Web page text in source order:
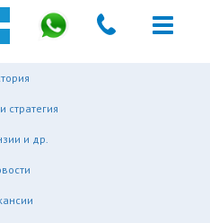
стратегия
и др.